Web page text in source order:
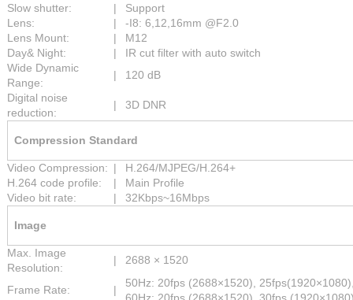
Slow shutter:
|
Support
Lens:
|
-I8: 6,12,16mm @F2.0
Lens Mount:
|
M12
Day& Night:
|
IR cut filter with auto switch
Wide Dynamic
Range:
|
120 dB
Digital noise
reduction:
| 3D DNR
Compression Standard
Video Compression: |
H.264/MJPEG/H.264+
H.264 code profile:
|
Main Profile
Video bit rate:
| 32Kbps~16Mbps
Image
Max. Image
Resolution:
| 2688 × 1520
Frame Rate: |
50Hz: 20fps (2688×1520),
60Hz: 20fps (2688×1520), 30fps